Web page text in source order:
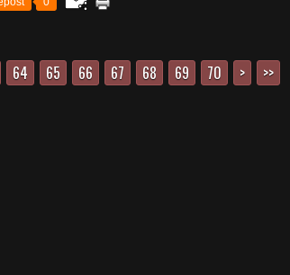
64 65 66 67 68 69 70 80
90
100
> >>